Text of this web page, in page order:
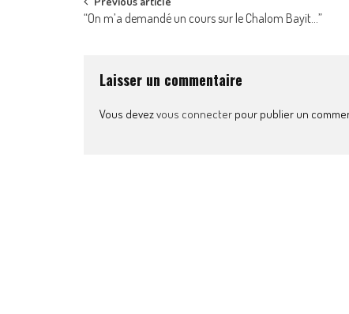
Post
“On m’a demandé un cours sur le Chalom Bayit…”
Laisser un commentaire
Vous devezvous connecter pour publier un